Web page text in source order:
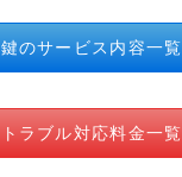
鍵のサービス内容一覧
トラブル対応料金一覧